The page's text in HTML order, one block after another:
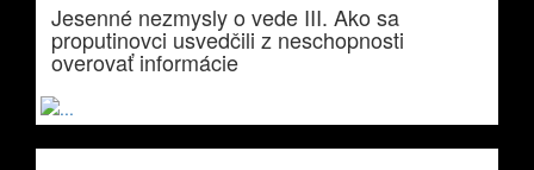
Jesenné nezmysly o vede III. Ako sa
proputinovci usvedčili z neschopnosti
overovať informácie